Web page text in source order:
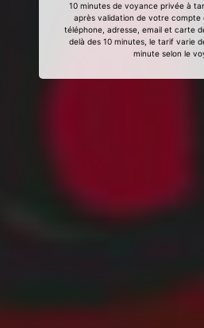
10 minutes de voyance privée à
après validation de votre compte
téléphone, adresse, email et carte
delà des 10 minutes, le tarif varie
minute selon le